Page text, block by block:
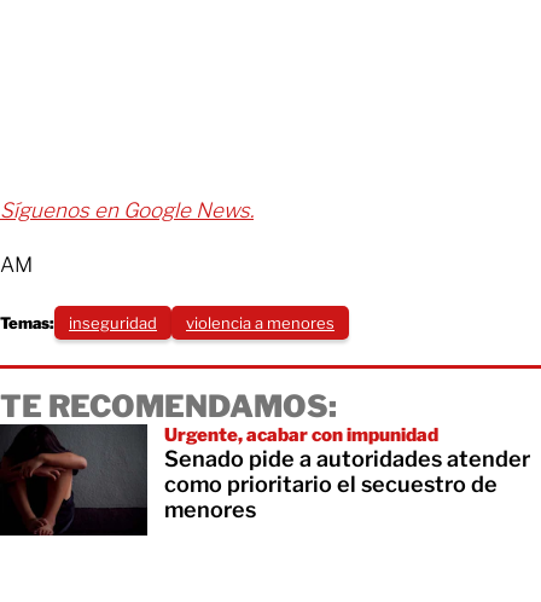
Síguenos en Google News.
AM
Temas: inseguridad violencia a menores
TE RECOMENDAMOS:
Urgente, acabar con impunidad
Senado pide a autoridades atender
como prioritario el secuestro de
menores